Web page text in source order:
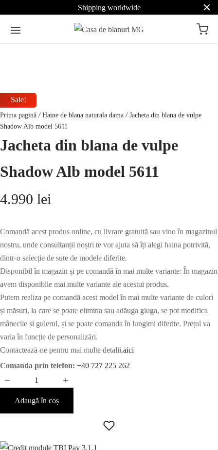
Shipping worldwide
Prima pagină / Haine de blana naturala dama /Jacheta din blana de vulpe
Shadow Alb model 5611
Jacheta din blana de vulpe
Shadow Alb model 5611
4.990 lei
Comandă acest produs online, cu livrare gratuită sau vino în magazinul
nostru, unde consultanții noștri te vor ajuta să îți alegi haina potrivită,
dintr-o selecție de sute de modele diferite.
Disponibil în magazin și pe comandă în mai multe variante: În magazin
avem disponibile mai multe variante ale acestui produs.
Putem realiza pe comandă acest model în mai multe variante de culori
și măsuri, la care se poate elimina sau adăuga gluga, se pot modifica
mânecile și gulerul, și se poate comanda în lungimi diferite. Prețul va
varia în funcție de personalizări.
Contactează-ne pentru mai multe detalii.aici
Comanda prin telefon: +40 727 225 262
Adaugă în coș
Sale!